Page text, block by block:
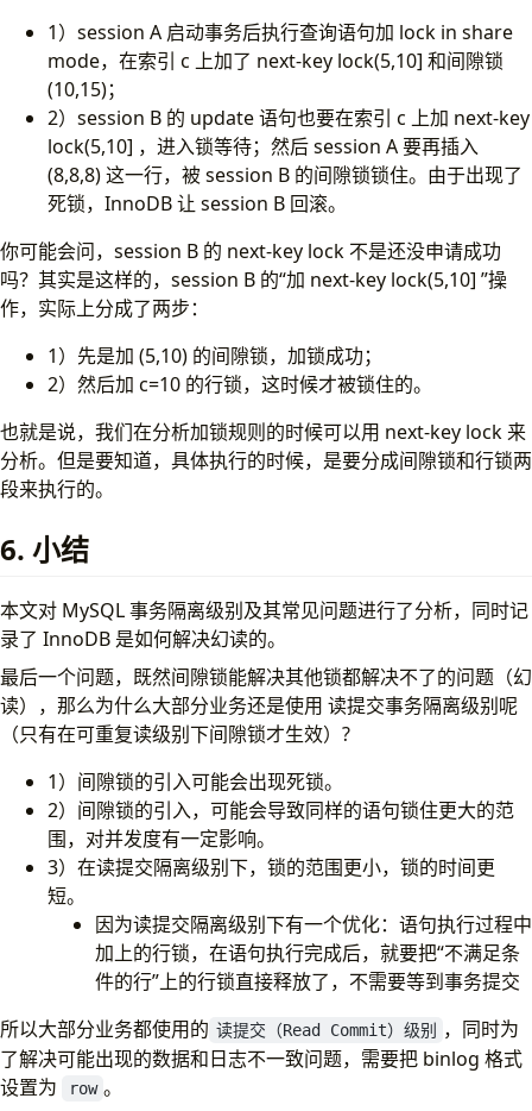
1）session A 启动事务后执行查询语句加 lock in share
mode，在索引 c 上加了 next-key lock(5,10] 和间隙锁
(10,15)；
2）session B 的 update 语句也要在索引 c 上加 next-key
lock(5,10] ，进入锁等待；然后 session A 要再插入
(8,8,8) 这一行，被 session B 的间隙锁锁住。由于出现了
死锁，InnoDB 让 session B 回滚。
你可能会问，session B 的 next-key lock 不是还没申请成功
吗？其实是这样的，session B 的“加 next-key lock(5,10] ”操
作，实际上分成了两步：
1）先是加 (5,10) 的间隙锁，加锁成功；
2）然后加 c=10 的行锁，这时候才被锁住的。
也就是说，我们在分析加锁规则的时候可以用 next-key lock 来
分析。但是要知道，具体执行的时候，是要分成间隙锁和行锁两
段来执行的。
6. 小结
本文对 MySQL 事务隔离级别及其常见问题进行了分析，同时记
录了 InnoDB 是如何解决幻读的。
最后一个问题，既然间隙锁能解决其他锁都解决不了的问题（幻
读），那么为什么大部分业务还是使用 读提交事务隔离级别呢
（只有在可重复读级别下间隙锁才生效）?
1）间隙锁的引入可能会出现死锁。
2）间隙锁的引入，可能会导致同样的语句锁住更大的范
围，对并发度有一定影响。
3）在读提交隔离级别下，锁的范围更小，锁的时间更
短。
因为读提交隔离级别下有一个优化：语句执行过程中
加上的行锁，在语句执行完成后，就要把“不满足条
件的行”上的行锁直接释放了，不需要等到事务提交
所以大部分业务都使用的 读提交（Read Commit）级别
，同时为
了解决可能出现的数据和日志不一致问题，需要把 binlog 格式
设置为
row 。